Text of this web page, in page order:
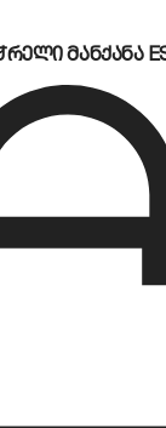
მანქანა